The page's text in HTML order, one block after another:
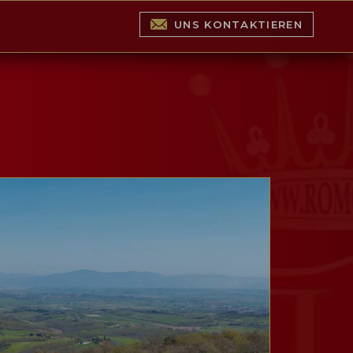
UNS KONTAKTIEREN